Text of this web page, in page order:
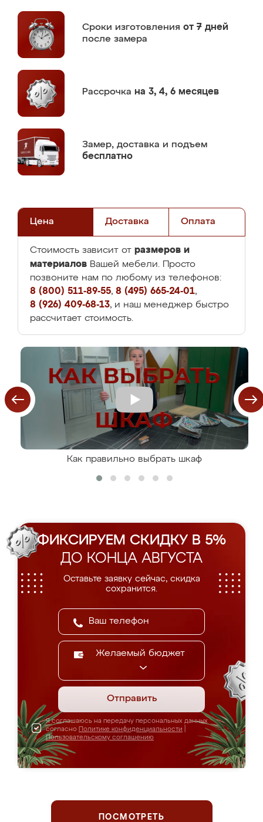
Сроки изготовления от 7 дней
после замера
Рассрочка на 3, 4, 6 месяцев
Замер, доставка и подъем
бесплатно
Цена Доставка Оплата
Стоимость зависит от размеров и
материалов Вашей мебели. Просто
позвоните нам по любому из телефонов:
8 (800) 511-89-55, 8 (495) 665-24-01,
8 (926) 409-68-13, и наш менеджер быстро
рассчитает стоимость.
Как правильно выбрать шкаф
ФИКСИРУЕМ СКИДКУ В 5%
ДО КОНЦА АВГУСТА
Оставьте заявку сейчас, скидка
сохранится.
Желаемый бюджет
Отправить
Я соглашаюсь на передачу персональных данных
согласно Политике конфиденциальности
Пользовательскому соглашению
ПОСМОТРЕТЬ